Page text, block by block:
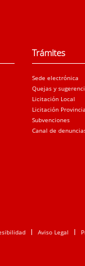
Trámites
Sede electrónica
Quejas y
Licitación Local
Licitación
Subvenciones
Canal de
Aviso Legal